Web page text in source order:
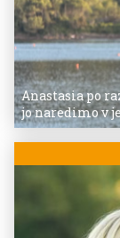
Anastasia po
jo naredimo v